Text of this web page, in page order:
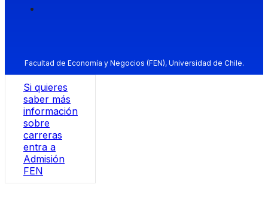
Facultad de Economía y Negocios (FEN), Universidad de Chile.
Si quieres
saber más
información
sobre
carreras
entra a
Admisión
FEN